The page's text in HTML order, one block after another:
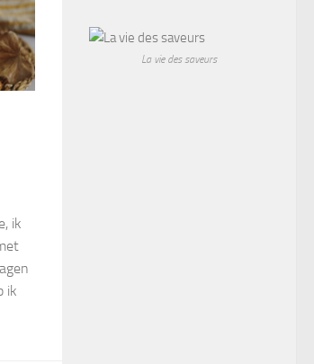
ik
ik
La vie des saveurs